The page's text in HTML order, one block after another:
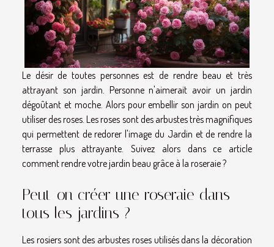
Le désir de toutes personnes est de rendre beau et très
attrayant son jardin. Personne n'aimerait avoir un jardin
dégoûtant et moche. Alors pour embellir son jardin on peut
utiliser des roses. Les roses sont des arbustes très magnifiques
qui permettent de redorer l'image du Jardin et de rendre la
terrasse plus attrayante. Suivez alors dans ce article
comment rendre votre jardin beau grâce à la roseraie ?
Peut-on créer une roseraie dans
tous les jardins ?
Les rosiers sont des arbustes roses utilisés dans la décoration